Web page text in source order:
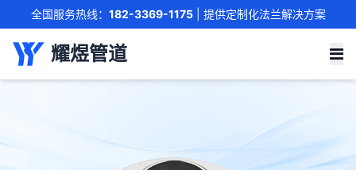
全国服务热线： 182-3369-1175| 提供定制化法兰解决方案
耀煜管道
联系我们